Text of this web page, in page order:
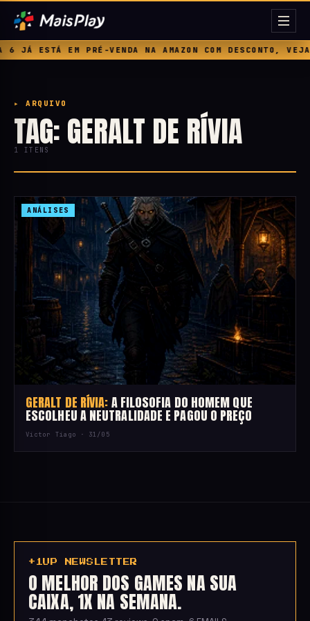
ESTÁ EM PRÉ-VENDA NA AMAZON COM DESCONTO,
▸ ARQUIVO
TAG: GERALT DE RÍVIA
1 ITENS
ANÁLISES
GERALT DE RÍVIA:A FILOSOFIA DO HOMEM QUE
ESCOLHEU A NEUTRALIDADE E PAGOU O PREÇO
Victor Tiago · 31/05
+1UP NEWSLETTER
O MELHOR DOS GAMES NA SUA
CAIXA, 1X NA SEMANA.